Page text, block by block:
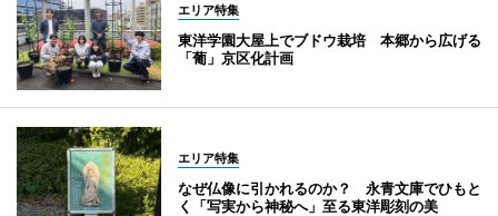
エリア特集
東洋学園大屋上でブドウ栽培 本郷から広げる
「葡」京区化計画
エリア特集
なぜ仏像に引かれるのか？ 永青文庫でひもと
く「写実から神秘へ」至る東洋彫刻の美